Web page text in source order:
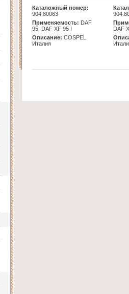
Каталожный номер:
904.80063
Применяемость: DAF
95, DAF XF 95 I
Описание: COSPEL
Италия
DAF